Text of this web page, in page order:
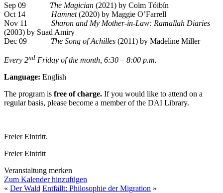
Sep 09 The Magician (2021) by Colm Tóibín
Oct 14 Hamnet(2020) by Maggie O’Farrell
Nov 11 Sharon and My Mother-in-Law: Ramallah Diaries
(2003) by Suad Amiry
Dec 09 The Song of Achilles (2011) by Madeline Miller
Every 2nd Friday of the month, 6:30 – 8:00 p.m.
Language: English
The program is free of charge. If you would like to attend on a
regular basis, please become a member of the DAI Library.
Freier Eintritt.
Freier Eintritt
Veranstaltung merken
Zum Kalender hinzufügen
« Der Wald Entfällt: Philosophie der Migration »